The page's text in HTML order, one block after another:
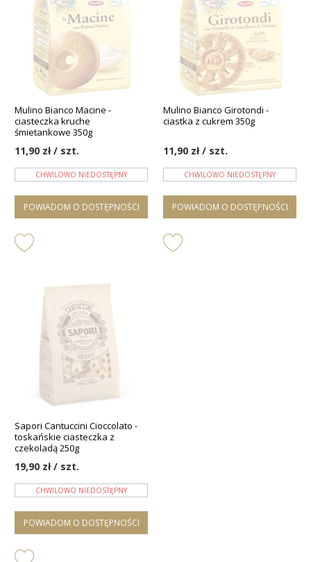
Mulino Bianco Macine -
ciasteczka kruche
śmietankowe 350g
11,90 zł / szt.
CHWILOWO NIEDOSTĘPNY
POWIADOM O DOSTĘPNOŚCI
Mulino Bianco Girotondi -
ciastka z cukrem 350g
11,90 zł / szt.
CHWILOWO NIEDOSTĘPNY
POWIADOM O DOSTĘPNOŚCI
Sapori Cantuccini Cioccolato -
toskańskie ciasteczka z
czekoladą 250g
19,90 zł / szt.
CHWILOWO NIEDOSTĘPNY
POWIADOM O DOSTĘPNOŚCI